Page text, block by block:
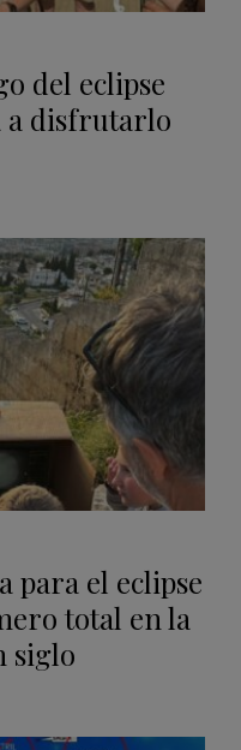
del eclipse
a disfrutarlo
para el eclipse
total en la
siglo